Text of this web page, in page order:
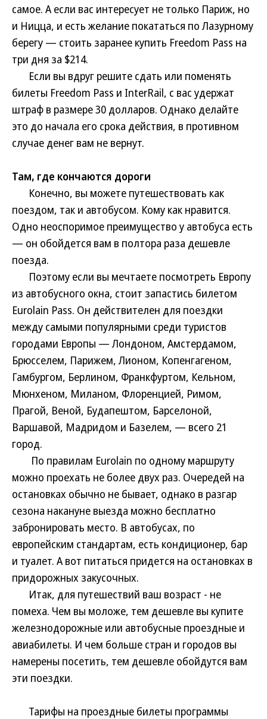
самое. А если вас интересует не только Париж, но
и Ницца, и есть желание покататься по Лазурному
берегу — стоить заранее купить Freedom Pass на
три дня за $214.
Если вы вдруг решите сдать или поменять
билеты Freedom Pass и InterRail, с вас удержат
штраф в размере 30 долларов. Однако делайте
это до начала его срока действия, в противном
случае денег вам не вернут.
Там, где кончаются дороги
Конечно, вы можете путешествовать как
поездом, так и автобусом. Кому как нравится.
Одно неоспоримое преимущество у автобуса есть
— он обойдется вам в полтора раза дешевле
поезда.
Поэтому если вы мечтаете посмотреть Европу
из автобусного окна, стоит запастись билетом
Eurolain Pass. Он действителен для поездки
между самыми популярными среди туристов
городами Европы — Лондоном, Амстердамом,
Брюсселем, Парижем, Лионом, Копенгагеном,
Гамбургом, Берлином, Франкфуртом, Кельном,
Мюнхеном, Миланом, Флоренцией, Римом,
Прагой, Веной, Будапештом, Барселоной,
Варшавой, Мадридом и Базелем, — всего 21
город.
По правилам Eurolain по одному маршруту
можно проехать не более двух раз. Очередей на
остановках обычно не бывает, однако в разгар
сезона накануне выезда можно бесплатно
забронировать место. В автобусах, по
европейским стандартам, есть кондиционер, бар
и туалет. А вот питаться придется на остановках в
придорожных закусочных.
Итак, для путешествий ваш возраст - не
помеха. Чем вы моложе, тем дешевле вы купите
железнодорожные или автобусные проездные и
авиабилеты. И чем больше стран и городов вы
намерены посетить, тем дешевле обойдутся вам
эти поездки.
Тарифы на проездные билеты программы